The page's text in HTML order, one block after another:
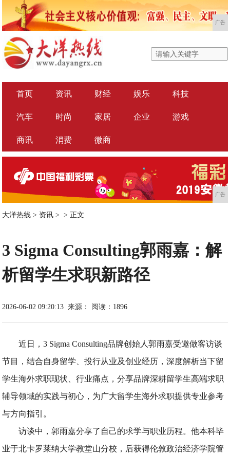
广告
首页 资讯 财经 娱乐 科技
汽车 时尚 家居 企业 游戏
商讯 消费 微商
广告
大洋热线 > 资讯 > > 正文
3 Sigma Consulting郭雨嘉：解
析留学生求职新路径
2026-06-02 09:20:13 来源： 阅读：1896
近日，3 Sigma Consulting品牌创始人郭雨嘉受邀做客访谈
节目，结合自身留学、投行从业及创业经历，深度解析当下留
学生海外求职现状、行业痛点，分享品牌深耕留学生高端求职
辅导领域的实践与初心，为广大留学生海外求职提供专业参考
与方向指引。
访谈中，郭雨嘉分享了自己的求学与职业历程。他本科毕
业于北卡罗莱纳大学教堂山分校，后获得伦敦政治经济学院管